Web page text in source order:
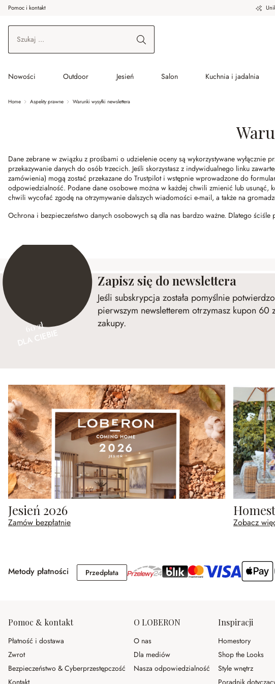
do wątku głównego
Przejdź do wyszukiwania
Przejdź do głównej nawigacji
Pomoc i kontakt
Nowości Outdoor Jesień Salon Kuchnia i jadalnia
Home Aspekty prawne Warunki wysyłki newslettera
Dane zebrane w związku z prośbami o udzielenie oceny są wykorzystywane
przekazywanie danych do osób trzecich. Jeśli skorzystasz z indywidualnego linku
zamówienia) mogą zostać przekazane do Trustpilot i wstępnie wprowadzone do
odpowiedzialność. Podane dane osobowe można w każdej chwili zmienić lub usunąć,
chwili wycofać zgodę na otrzymywanie dalszych wiadomości e-mail, a także na
Ochrona i bezpieczeństwo danych osobowych są dla nas bardzo ważne. Dlatego
60 zł
Zapisz się do newslettera
Jeśli subskrypcja została pomyślnie
pierwszym newsletterem otrzymasz kupon 60
zakupy.
Jesień 2026
Zamów bezpłatnie Zobacz
Metody płatności PrzedpłataPrzedpłata
Pomoc & kontakt
Płatność i dostawa
Zwrot
Bezpieczeństwo & Cyberprzestępczość
Kontakt
O LOBERON
O nas
Dla mediów
Nasza odpowiedzialność
Inspiracji
Homestory
Shop the Looks
Style wnętrz
Poradnik